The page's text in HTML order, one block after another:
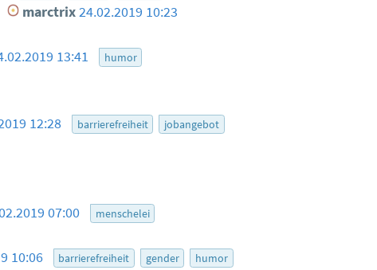
marctrix24.02.2019 10:23
13:41 humor
12:28 barrierefreiheit jobangebot
07:00 menschelei
10:06 barrierefreiheit gender humor